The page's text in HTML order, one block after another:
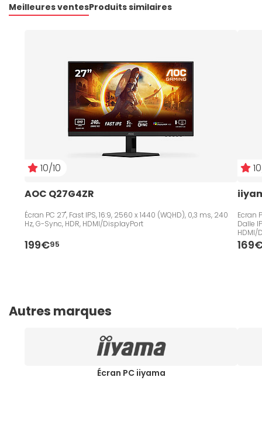
Meilleures ventesProduits similaires
10/10
AOC Q27G4ZR
Écran PC 27", Fast IPS, 16:9, 2560 x 1440 (WQHD), 0,3 ms, 240
Hz, G-Sync, HDR, HDMI/DisplayPort
199€95
Ecran
Dalle
HDMI/
Autres marques
Écran PC iiyama